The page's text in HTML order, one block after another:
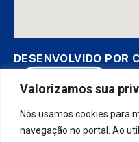
Valorizamos sua
Nós usamos cookies para
navegação no portal. Ao
DESENVOLVIDO POR
Muito mais quecriar siteou
umaassessoria completa,